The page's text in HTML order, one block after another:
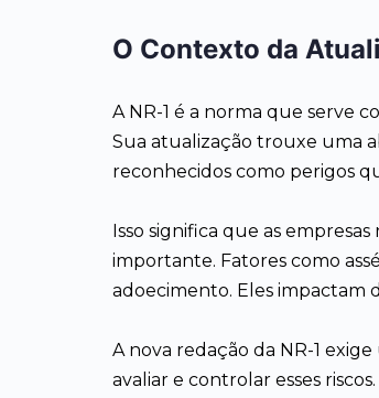
O Contexto da
A NR-1 é a norma que serve
Sua atualização trouxe uma
reconhecidos como perigos
Isso significa que as
importante. Fatores como
adoecimento. Eles impactam
A nova redação da NR-1
avaliar e controlar esses